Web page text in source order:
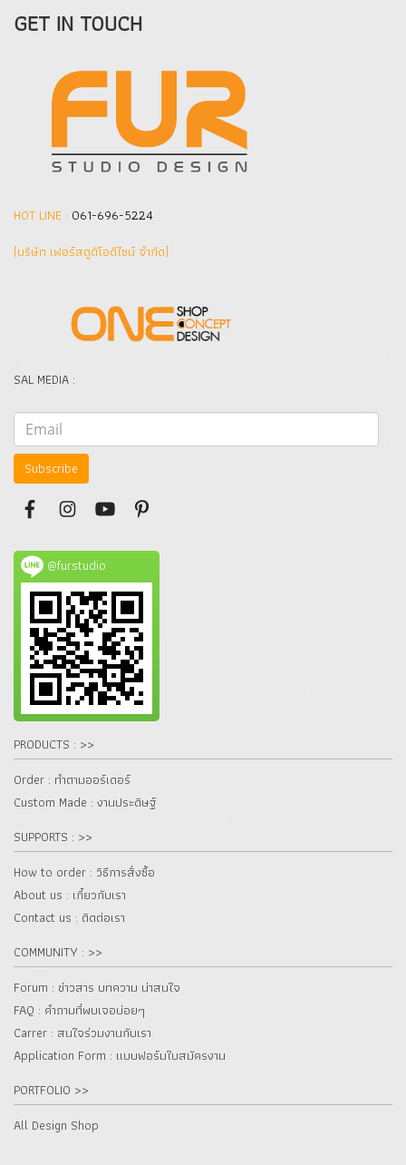
GET IN TOUCH
HOT LINE : 061-696-5224
(บริษัท เฟอร์สตูดิโอดีไซน์ จำกัด]
SAL MEDIA :
Subscribe
@furstudio
PRODUCTS : >>
Order : ทำตามออร์เดอร์
Custom Made : งานประดิษฐ์
SUPPORTS : >>
How to order : วิธีการสั่งซื้อ
About us : เกี๋ยวกับเรา
Contact us : ติดต่อเรา
COMMUNITY : >>
Forum : ข่าวสาร บทความ น่าสนใจ
FAQ : คำถามที่พบเจอบ่อยๆ
Carrer : สนใจร่วมงานกับเรา
Application Form : แบบฟอร์มใบสมัครงาน
PORTFOLIO >>
All Design Shop